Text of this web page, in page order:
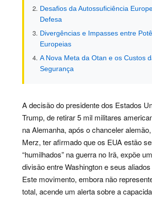
Desafios da Autossuficiência
Defesa
Divergências e Impasses entre
Europeias
A Nova Meta da Otan e os Custos
Segurança
A decisão do presidente dos Estados
Trump, de retirar 5 mil militares
na Alemanha, após o chanceler
Merz, ter afirmado que os EUA estão
“humilhados” na guerra no Irã, expõe
divisão entre Washington e seus
Este movimento, embora não
total, acende um alerta sobre a